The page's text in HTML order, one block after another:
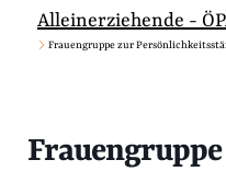
Alleinerziehende -
Frauengruppe zur